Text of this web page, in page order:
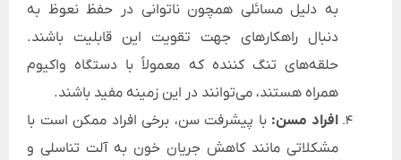
به دلیل مسائلی همچون ناتوانی در حفظ نعوظ به
دنبال راهکارهای جهت تقویت این قابلیت باشند.
حلقه‌های تنگ کننده که معمولاً با دستگاه واکیوم
همراه هستند، می‌توانند در این زمینه مفید باشند.
افراد مسن: با پیشرفت سن، برخی افراد ممکن است با
مشکلاتی مانند کاهش جریان خون به آلت تناسلی و